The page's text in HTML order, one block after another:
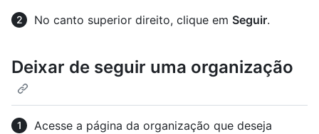
No canto superior direito, clique em Seguir.
Deixar de seguir uma organização
Acesse a página da organização que deseja